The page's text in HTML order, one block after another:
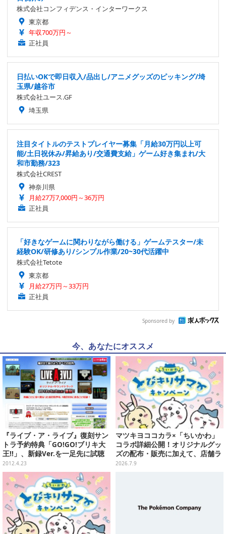
株式会社コンフィデンス・インターワークス
東京都
年収700万円～
正社員
日払いOKで即日収入/品出し/アニメグッズのピッキング/埼
玉県/越谷市
株式会社ユース.GF
埼玉県
注目タイトルのテストプレイヤー募集「月給30万円以上可
能/土日祝休み/昇給あり/交通費支給」ゲーム好き集まれ/大
和市勤務/323
株式会社CREST
神奈川県
月給27万7,000円～36万円
正社員
「好きなゲームに関わりながら働ける」ゲームテスター/未
経験OK/研修あり/シンプル作業/20~30代活躍中
株式会社Tetote
東京都
月給27万円～33万円
正社員
Sponsored by
今、あなたにオススメ
『ライブ・ア・ライブ』復刻サン
トラ予約特典「GO!GO!ブリキ大
王!!」、新録Ver.を一足先に試聴
2012.4.23
マツキヨココカラ×「ちいかわ」
コラボ詳細公開！オリジナルグッ
ズの配布・販売に加えて、店舗ラ
ッピングや”花火打ち上げ”まで盛
2026.7.9